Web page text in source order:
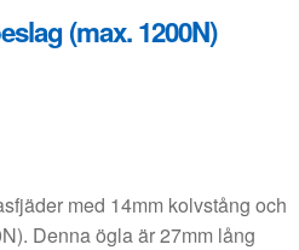
(max. 1200N)
med 14mm kolvstång och
Denna ögla är 27mm lång